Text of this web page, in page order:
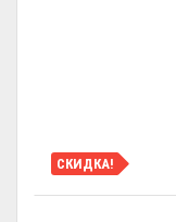
СКИДКА!